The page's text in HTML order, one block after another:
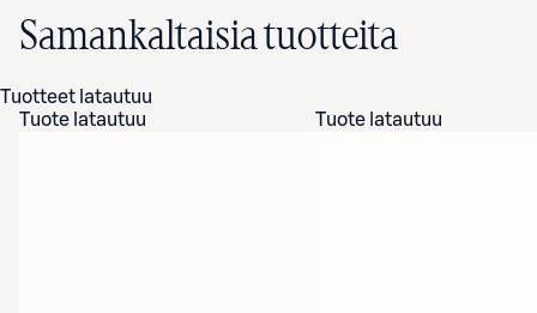
Samankaltaisia tuotteita
Tuotteet latautuu
Tuote latautuu
Tuote latautuu